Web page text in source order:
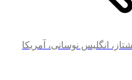
پیشتاز، انگلیس نوسانی، آمریکا